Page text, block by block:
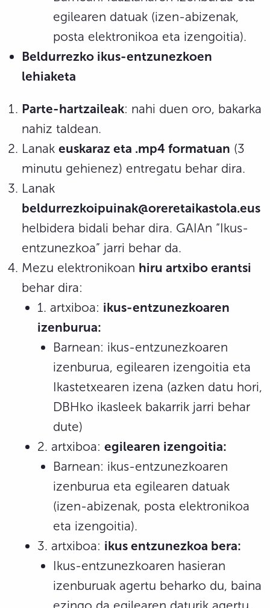
egilearen datuak (izen-abizenak,
posta elektronikoa eta izengoitia).
Beldurrezko ikus-entzunezkoen
lehiaketa
Parte-hartzaileak: nahi duen oro, bakarka
nahiz taldean.
Lanak euskaraz eta .mp4 formatuan (3
minutu gehienez) entregatu behar dira.
Lanak
beldurrezkoipuinak@oreretaikastola.eus
helbidera bidali behar dira. GAIAn “Ikus-
entzunezkoa” jarri behar da.
Mezu elektronikoan hiru artxibo erantsi
behar dira:
1. artxiboa: ikus-entzunezkoaren
izenburua:
Barnean: ikus-entzunezkoaren
izenburua, egilearen izengoitia eta
Ikastetxearen izena (azken datu hori,
DBHko ikasleek bakarrik jarri behar
dute)
2. artxiboa: egilearen izengoitia:
Barnean: ikus-entzunezkoaren
izenburua eta egilearen datuak
(izen-abizenak, posta elektronikoa
eta izengoitia).
3. artxiboa: ikus entzunezkoa bera:
Ikus-entzunezkoaren hasieran
izenburuak agertu beharko du, baina